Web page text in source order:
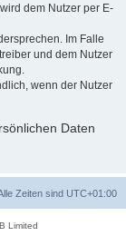
dem Nutzer per E-
Im Falle
und dem Nutzer
wenn der Nutzer
Daten
Zeiten sind UTC+01:00
Limited